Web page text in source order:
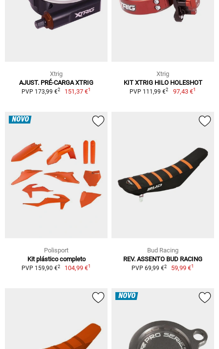
Xtrig
AJUST. PRÉ-CARGA XTRIG
PVP 173,99 €2 151,37 €1
Xtrig
KIT XTRIG HILO HOLESHOT
PVP 111,99 €2 97,43 €1
NOVO
Polisport
Kit plástico completo
PVP 159,90 €2 104,99 €1
Bud Racing
REV. ASSENTO BUD RACING
PVP 69,99 €2 59,99 €1
NOVO